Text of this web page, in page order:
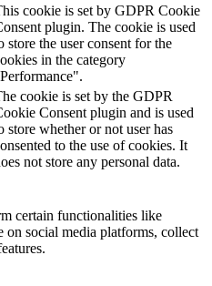
cookie is set by GDPR Cookie
plugin. The cookie is used
store the user consent for the
in the category
cookie is set by the GDPR
Consent plugin and is used
store whether or not user has
to the use of cookies. It
not store any personal data.
certain functionalities like
on social media platforms, collect